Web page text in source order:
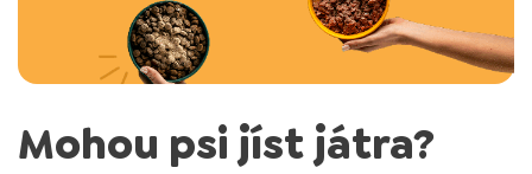
Mohou psi jíst játra?